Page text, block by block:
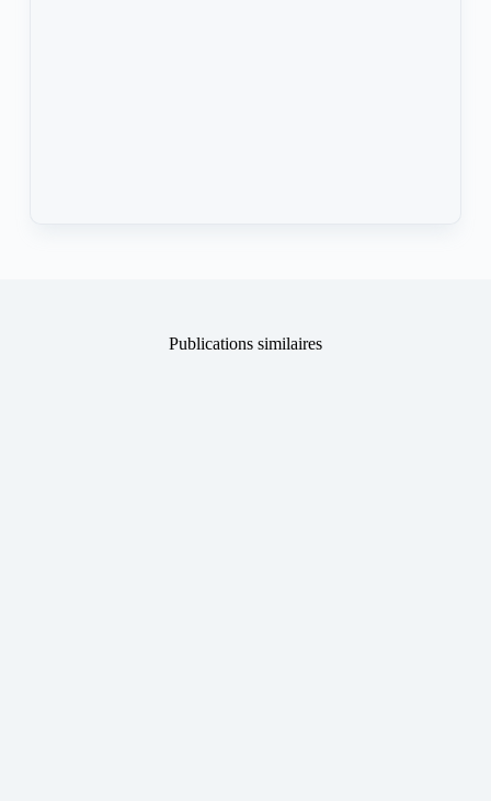
Publications similaires